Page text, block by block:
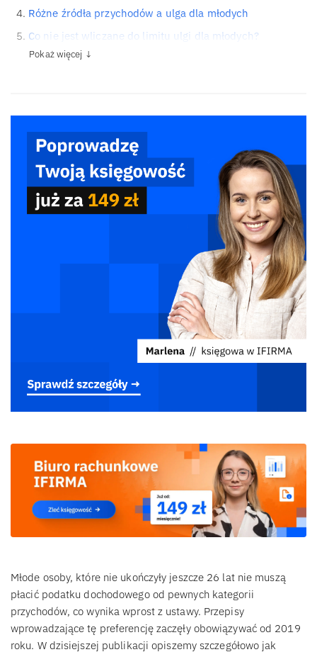
Różne źródła przychodów a ulga dla młodych
Co nie jest wliczane do limitu ulgi dla młodych?
Pokaż więcej ↓
Młode osoby, które nie ukończyły jeszcze 26 lat nie muszą
płacić podatku dochodowego od pewnych kategorii
przychodów, co wynika wprost z ustawy. Przepisy
wprowadzające tę preferencję zaczęły obowiązywać od 2019
roku. W dzisiejszej publikacji opiszemy szczegółowo jak